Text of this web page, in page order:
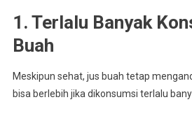
1. Terlalu Banyak
Buah
Meskipun sehat, jus buah tetap
bisa berlebih jika dikonsumsi terlalu